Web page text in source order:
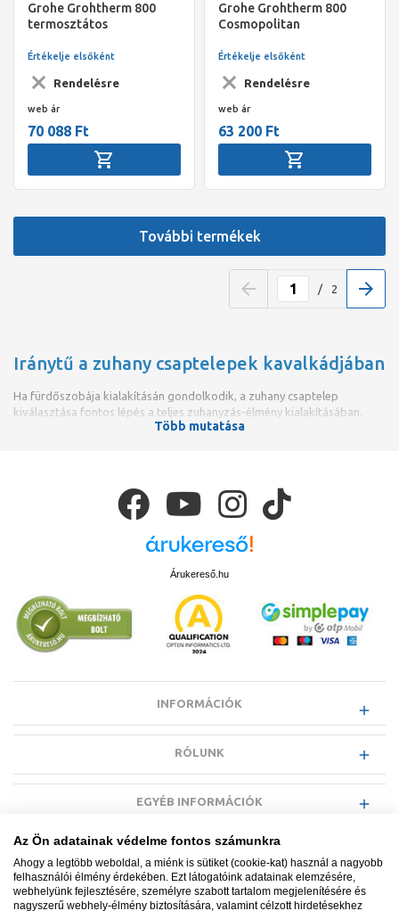
Grohe Grohtherm 800
termosztátos
600 mm-es sines
kézizuhany)
Rendelésre
Értékelje elsőként
web ár
70 088 Ft
Grohe Grohtherm 800
Cosmopolitan
csaptelep
Rendelésre
Értékelje elsőként
web ár
63 200 Ft
További termékek
/ 2
Iránytű a zuhany csaptelepek kavalkádjában
Ha fürdőszobája kialakításán gondolkodik, a zuhany csaptelep
kiválasztása fontos lépés a teljes zuhanyzás-élmény kialakításában.
Kiválasztásuk során számos tényezőt szükséges figyelembe venni,
Főbb szempontok a zuhany csaptelep kiválasztásához
Kényelem és ergonómia
A kényelem kulcsfontosságú szerepet játszik a zuhanyzás élményében,
és a modern zuhany csaptelepek kialakításukkal és funkcióikkal
hozzájárulnak ehhez. Az ergonómikusan kialakított fogantyúk, valamint
Több mutatása
Árukereső.hu
INFORMÁCIÓK
RÓLUNK
EGYÉB INFORMÁCIÓK
Az Ön adatainak védelme fontos számunkra
Ahogy a legtöbb weboldal, a miénk is sütiket (cookie-kat) használ a nagyobb
felhasználói élmény érdekében. Ezt látogatóink adatainak elemzésére,
webhelyünk fejlesztésére, személyre szabott tartalom megjelenítésére és
nagyszerű webhely-élmény biztosítására, valamint célzott hirdetésekhez